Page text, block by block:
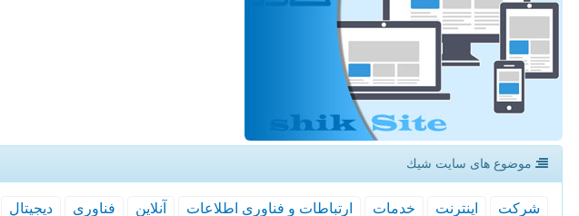
موضوع های سایت شیك
شركت اینترنت خدمات ارتباطات و فناوری اطلاعات آنلاین فناوری دیجیتال